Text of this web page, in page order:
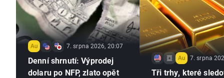
7. srpna 2026, 20:07
Denní shrnutí: Výprodej
dolaru po NFP, zlato opět
7. srpna
Tři trhy, které